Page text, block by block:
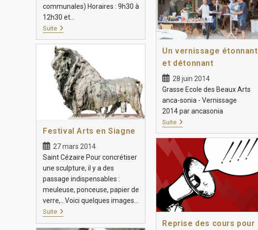
communales) Horaires : 9h30 à
12h30 et…
Suite
Un vernissage étonnant
et détonnant
28 juin 2014
Grasse Ecole des Beaux Arts
anca-sonia - Vernissage
2014 par ancasonia
Suite
Festival Arts en Siagne
27 mars 2014
Saint Cézaire Pour concrétiser
une sculpture, il y a des
passage indispensables :
meuleuse, ponceuse, papier de
verre,…Voici quelques images…
Suite
Reprise des cours pour